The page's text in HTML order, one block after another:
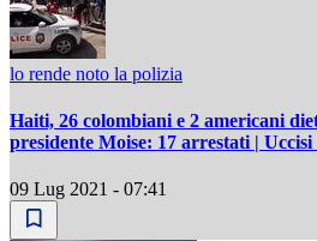
lo rende noto la polizia
Haiti, 26 colombiani e 2 americani
presidente Moise: 17 arrestati |
09 Lug 2021 - 07:41